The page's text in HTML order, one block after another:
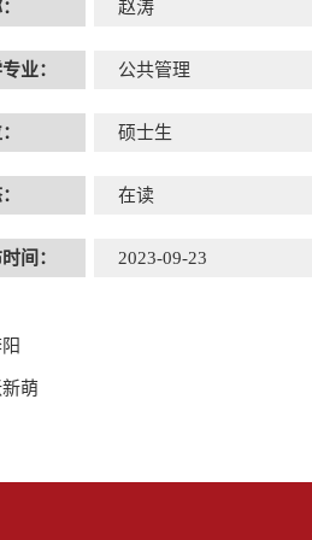
赵涛
业： 公共管理
硕士生
在读
间： 2023-09-23
萌